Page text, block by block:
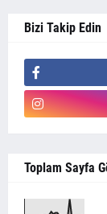
Bizi Takip Edin
Toplam Sayfa